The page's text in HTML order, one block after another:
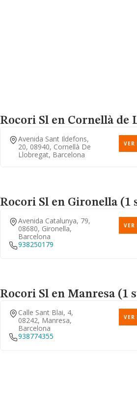
Rocori Sl en Cornellà de
Avenida Sant Ildefons,
20, 08940, Cornellà De
Llobregat, Barcelona
VER
Rocori Sl en Gironella (1
Avenida Catalunya, 79,
08680, Gironella,
Barcelona
VER
938250179
Rocori Sl en Manresa (1
Calle Sant Blai, 4,
08242, Manresa,
Barcelona
VER
938774355